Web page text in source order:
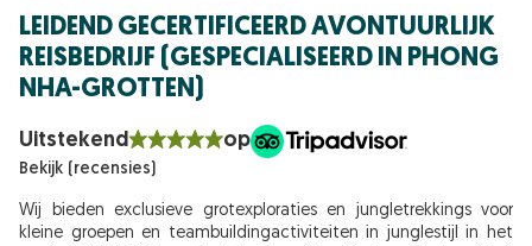
LEIDEND GECERTIFICEERD AVONTUURLIJK
REISBEDRIJF (GESPECIALISEERD IN PHONG
NHA-GROTTEN)
Uitstekend op
Bekijk (recensies)
Wij bieden exclusieve grotexploraties en jungletrekkings voor
kleine groepen en teambuildingactiviteiten in junglestijl in het